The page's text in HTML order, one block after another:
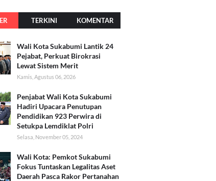
TERKINI KOMENTAR
Wali Kota Sukabumi Lantik 24
Pejabat, Perkuat Birokrasi
Lewat Sistem Merit
Kamis, Agustus 06, 2026
Penjabat Wali Kota Sukabumi
Hadiri Upacara Penutupan
Pendidikan 923 Perwira di
Setukpa Lemdiklat Polri
Selasa, November 05, 2024
Wali Kota: Pemkot Sukabumi
Fokus Tuntaskan Legalitas Aset
Daerah Pasca Rakor Pertanahan